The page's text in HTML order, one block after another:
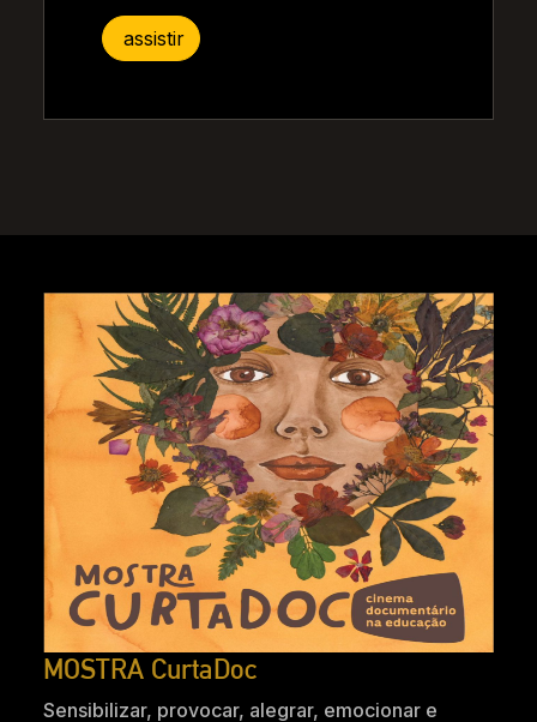
assistir
MOSTRA CurtaDoc
Sensibilizar, provocar, alegrar, emocionar e